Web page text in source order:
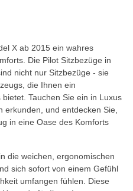
X ab 2015 ein wahres
Die Pilot Sitzbezüge in
nicht nur Sitzbezüge - sie
die Ihnen ein
Tauchen Sie ein in Luxus
erkunden, und entdecken Sie,
in eine Oase des Komforts
die weichen, ergonomischen
sich sofort von einem Gefühl
umfangen fühlen. Diese